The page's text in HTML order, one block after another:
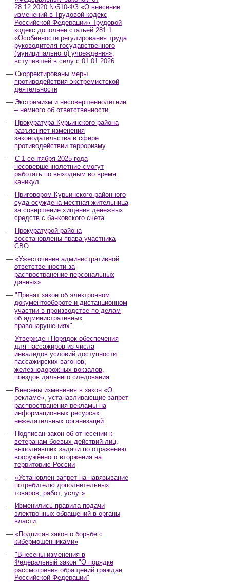
28.12.2020 №510-ФЗ «О внесении
изменений в Трудовой кодекс
Российской Федерации» Трудовой
кодекс дополнен статьей 281.1
«Особенности регулирования труда
руководителя государственного
(муниципального) учреждения»,
вступившей в силу с 01.01.2026
Скорректированы меры
противодействия экстремистской
деятельности
Экстремизм и несовершеннолетние
– немного об ответственности
Прокуратура Курьинского района
разъясняет изменения
законодательства в сфере
противодействии терроризму
С 1 сентября 2025 года
несовершеннолетние смогут
работать по выходным во время
каникул
Приговором Курьинского районного
суда осуждена местная жительница
за совершение хищения денежных
средств с банковского счета
Прокуратурой района
восстановлены права участника
СВО
«Ужесточение административной
ответственности за
распространение персональных
данных»
"Принят закон об электронном
документообороте и дистанционном
участии в производстве по делам
об административных
правонарушениях"
Утвержден Порядок обеспечения
для пассажиров из числа
инвалидов условий доступности
пассажирских вагонов,
железнодорожных вокзалов,
поездов дальнего следования
Внесены изменения в закон «О
рекламе», устанавливающие запрет
распространения рекламы на
информационных ресурсах
нежелательных организаций
Подписан закон об отнесении к
ветеранам боевых действий лиц,
выполнявших задачи по отражению
вооружённого вторжения на
территорию России
«Установлен запрет на навязывание
потребителю дополнительных
товаров, работ, услуг»
Изменились правила подачи
электронных обращений в органы
власти
«Подписан закон о борьбе с
кибермошенниками»
"Внесены изменения в
Федеральный закон "О порядке
рассмотрения обращений граждан
Российской Федерации"